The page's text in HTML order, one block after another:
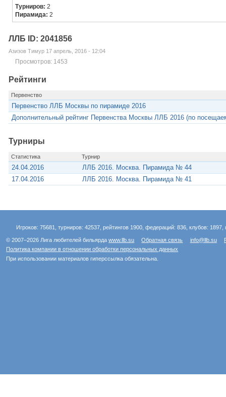
Турниров:2
Пирамида:2
ЛЛБ ID: 2041856
Азизов Тимур 17 апрель, 2016 - 12:04
Просмотров: 1453
Рейтинги
Первенство
Первенство ЛЛБ Москвы по пирамиде 2016
Дополнительный рейтинг Первенства Москвы ЛЛБ 2016 (по
Турниры
Статистика Турнир
24.04.2016
ЛЛБ 2016. Москва. Пирамида № 44
17.04.2016
ЛЛБ 2016. Москва. Пирамида № 41
Игроков: 75681, турниров: 42537, рейтингов 1900, федераций: 836, клубов:
© 2007–2026 Лига любителей бильярдаwww.llb.su Обратная связь info@llb.su
Политика компании в отношении обработки персональных данных
При использовании материалов гиперссылка обязательна.